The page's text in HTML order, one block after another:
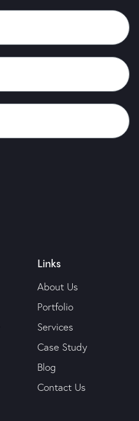
Links
About Us
Portfolio
Services
Case Study
Blog
Contact Us